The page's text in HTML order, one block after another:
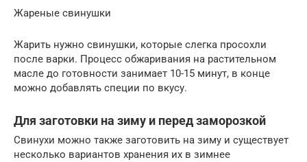
Жареные свинушки
Жарить нужно свинушки, которые слегка просохли
после варки. Процесс обжаривания на растительном
масле до готовности занимает 10-15 минут, в конце
можно добавлять специи по вкусу.
Для заготовки на зиму и перед заморозкой
Свинухи можно также заготовить на зиму и существует
несколько вариантов хранения их в зимнее